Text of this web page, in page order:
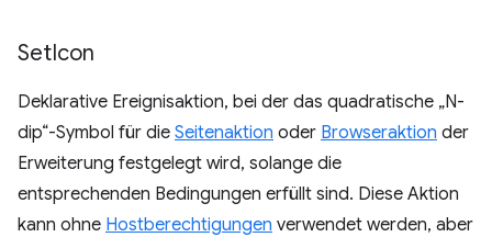
SetIcon
Deklarative Ereignisaktion, bei der das quadratische „N-
dip“-Symbol für die Seitenaktion oder Browseraktion der
Erweiterung festgelegt wird, solange die
entsprechenden Bedingungen erfüllt sind. Diese Aktion
kann ohne Hostberechtigungen verwendet werden, aber